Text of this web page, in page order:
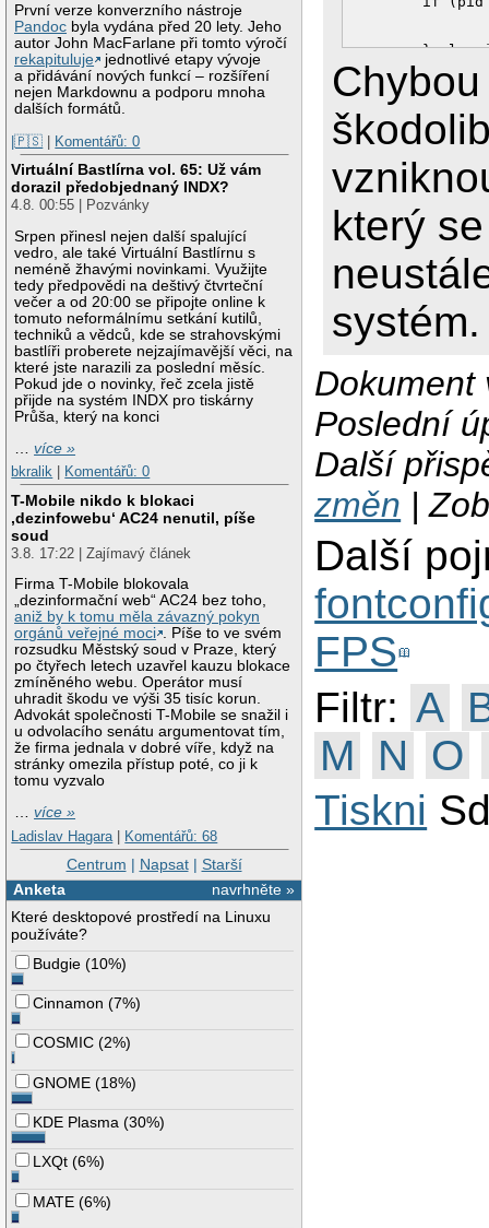
První verze konverzního nástroje
Pandoc byla vydána před 20 lety. Jeho
autor John MacFarlane při tomto výročí
rekapituluje
jednotlivé etapy vývoje
a přidávání nových funkcí – rozšíření
nejen Markdownu a podporu mnoha
dalších formátů.
|🇵🇸 | Komentářů: 0
Virtuální Bastlírna vol. 65: Už vám
dorazil předobjednaný INDX?
4.8. 00:55 | Pozvánky
Srpen přinesl nejen další spalující
vedro, ale také Virtuální Bastlírnu s
neméně žhavými novinkami. Využijte
tedy předpovědi na deštivý čtvrteční
večer a od 20:00 se připojte online k
tomuto neformálnímu setkání kutilů,
techniků a vědců, kde se strahovskými
bastlíři proberete nejzajímavější věci, na
které jste narazili za poslední měsíc.
Pokud jde o novinky, řeč zcela jistě
přijde na systém INDX pro tiskárny
Průša, který na konci
…více »
bkralik
Komentářů: 0
T-Mobile nikdo k blokaci
‚dezinfowebu‘ AC24 nenutil, píše
soud
3.8. 17:22 | Zajímavý článek
Firma T-Mobile blokovala
„dezinformační web“ AC24 bez toho,
aniž by k tomu měla závazný pokyn
orgánů veřejné moci . Píše to ve svém
rozsudku Městský soud v Praze, který
po čtyřech letech uzavřel kauzu blokace
zmíněného webu. Operátor musí
uhradit škodu ve výši 35 tisíc korun.
Advokát společnosti T-Mobile se snažil i
u odvolacího senátu argumentovat tím,
že firma jednala v dobré víře, když na
stránky omezila přístup poté, co ji k
tomu vyzvalo
…více »
Ladislav Hagara | Komentářů: 68
Centrum | Napsat| Starší
navrhněte »
Anketa
Které desktopové prostředí na Linuxu
používáte?
Budgie (10%)
Cinnamon (7%)
COSMIC (2%)
GNOME (18%)
KDE Plasma (30%)
LXQt (6%)
MATE (6%)
	} else if (pid > 0) {
printf("Jsem rodic s PID=%d a mam potomka s
return
	} else {
perror("fork()
return
	}
}
který
systém.
Poslední
Další
změn |
Další
FPS
Filtr: A
M
N O
Tiskni